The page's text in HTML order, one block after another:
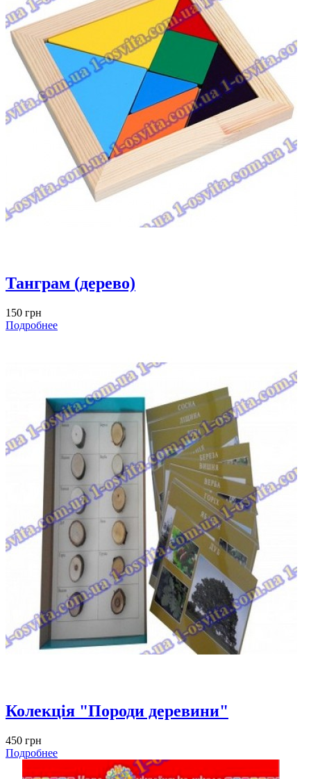
Танграм (дерево)
150 грн
Подробнее
Колекція "Породи деревини"
450 грн
Подробнее